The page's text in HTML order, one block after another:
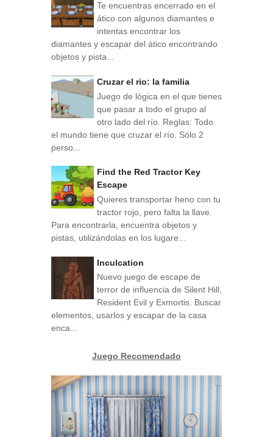
Te encuentras encerrado en el
ático con algunos diamantes e
intentas encontrar los
diamantes y escapar del ático encontrando
objetos y pista...
Cruzar el rio: la familia
Juego de lógica en el que tienes
que pasar a todo el grupo al
otro lado del río. Reglas: Todo
el mundo tiene que cruzar el río. Sólo 2
perso...
Find the Red Tractor Key
Escape
Quieres transportar heno con tu
tractor rojo, pero falta la llave.
Para encontrarla, encuentra objetos y
pistas, utilizándolas en los lugare...
Inculcation
Nuevo juego de escape de
terror de influencia de Silent Hill,
Resident Evil y Exmortis. Buscar
elementos, usarlos y escapar de la casa
enca...
Juego Recomendado